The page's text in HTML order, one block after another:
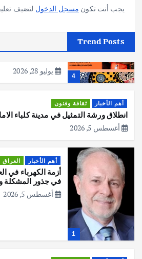
يجب أنت تكون مسجل الدخول لتضيف
Trend Posts
4
يوليو 28, 2026
أهم الأخبار ثقافة وفنون
انطلاق ورشة التمثيل في مدينة كلباء
أغسطس 5, 2026
1
أهم الأخبار العراق
أزمة الكهرباء في
في جذور المشكلة
أغسطس 5, 2026